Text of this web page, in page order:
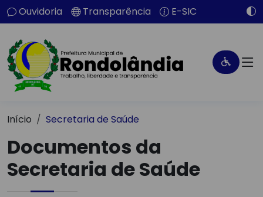
Ouvidoria Transparência E-SIC
Início Secretaria de Saúde
Documentos da
Secretaria de Saúde